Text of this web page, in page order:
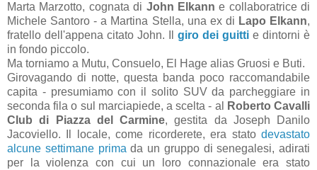
Marta Marzotto, cognata di John Elkann e collaboratrice di
Michele Santoro - a Martina Stella, una ex di Lapo Elkann,
fratello dell'appena citato John. Il giro dei guitti e dintorni è
in fondo piccolo.
Ma torniamo a Mutu, Consuelo, El Hage alias Gruosi e Buti.
Girovagando di notte, questa banda poco raccomandabile
capita - presumiamo con il solito SUV da parcheggiare in
seconda fila o sul marciapiede, a scelta - al
Roberto Cavalli
Club di Piazza del Carmine, gestita da Joseph Danilo
Jacoviello. Il locale, come ricorderete, era stato devastato
alcune settimane primada un gruppo di senegalesi, adirati
per la violenza con cui un loro connazionale era stato